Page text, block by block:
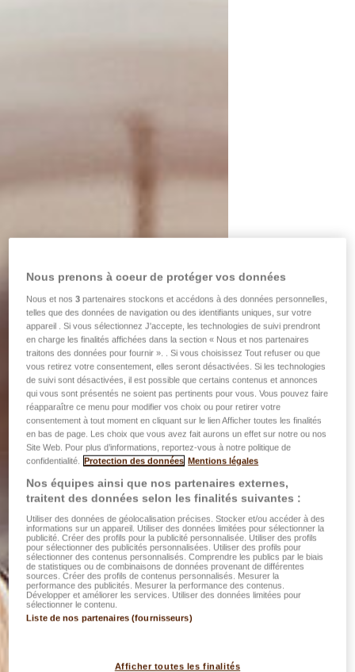
Nous prenons à coeur de protéger vos données
Nous et nos3 partenaires stockons et accédons à des données personnelles,
telles que des données de navigation ou des identifiants uniques, sur votre
appareil . Si vous sélectionnez J'accepte, les technologies de suivi prendront
en charge les finalités affichées dans la section « Nous et nos partenaires
traitons des données pour fournir ». . Si vous choisissez Tout refuser ou que
vous retirez votre consentement, elles seront désactivées. Si les technologies
de suivi sont désactivées, il est possible que certains contenus et annonces
qui vous sont présentés ne soient pas pertinents pour vous. Vous pouvez faire
réapparaître ce menu pour modifier vos choix ou pour retirer votre
consentement à tout moment en cliquant sur le lien Afficher toutes les finalités
en bas de page. Les choix que vous avez fait aurons un effet sur notre ou nos
Site Web. Pour plus d’informations, reportez-vous à notre politique de
confidentialité. Protection des données Mentions légales
Nos équipes ainsi que nos partenaires externes,
traitent des données selon les finalités suivantes :
Utiliser des données de géolocalisation précises. Stocker et/ou accéder à des
informations sur un appareil. Utiliser des données limitées pour sélectionner la
publicité. Créer des profils pour la publicité personnalisée. Utiliser des profils
pour sélectionner des publicités personnalisées. Utiliser des profils pour
sélectionner des contenus personnalisés. Comprendre les publics par le biais
de statistiques ou de combinaisons de données provenant de différentes
sources. Créer des profils de contenus personnalisés. Mesurer la
performance des publicités. Mesurer la performance des contenus.
Développer et améliorer les services. Utiliser des données limitées pour
sélectionner le contenu.
Liste de nos partenaires (fournisseurs)
Afficher toutes les finalités